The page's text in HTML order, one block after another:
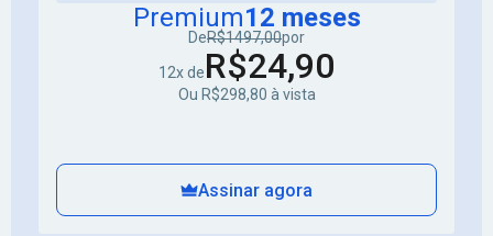
Premium12 meses
DeR$1497,00por
12x deR$24,90
Ou R$298,80 à vista
Assinar agora